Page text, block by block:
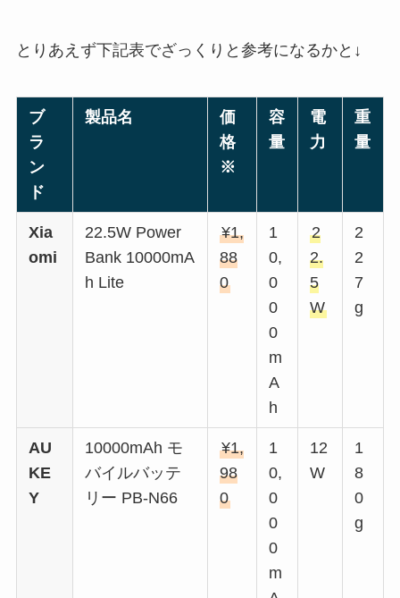
とりあえず下記表でざっくりと参考になるかと↓
ブ
ラ
ン
ド
製品名
価
格
※
容
量
電
力
重
量
Xia
omi
22.5W Power
Bank 10000mA
h Lite
¥1,
88
0
1
0,
0
0
0
m
A
h
2
2.
5
W
2
2
7
g
AU
KE
Y
10000mAh モ
バイルバッテ
リー PB-N66
¥1,
98
0
1
0,
0
0
0
m
12
W
1
8
0
g